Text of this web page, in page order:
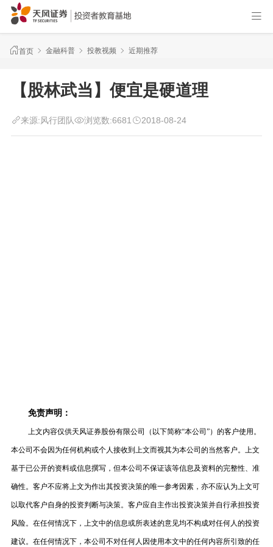
首页 金融科普 投教视频 近期推荐
【股林武当】便宜是硬道理
来源: 风行团队 浏览数:6681 2018-08-24
免责声明：
上文内容仅供天风证券股份有限公司（以下简称“本公司”）的客户使用。
本公司不会因为任何机构或个人接收到上文而视其为本公司的当然客户。上文
基于已公开的资料或信息撰写，但本公司不保证该等信息及资料的完整性、准
确性。客户不应将上文为作出其投资决策的唯一参考因素，亦不应认为上文可
以取代客户自身的投资判断与决策。客户应自主作出投资决策并自行承担投资
风险。在任何情况下，上文中的信息或所表述的意见均不构成对任何人的投资
建议。在任何情况下，本公司不对任何人因使用本文中的任何内容所引致的任